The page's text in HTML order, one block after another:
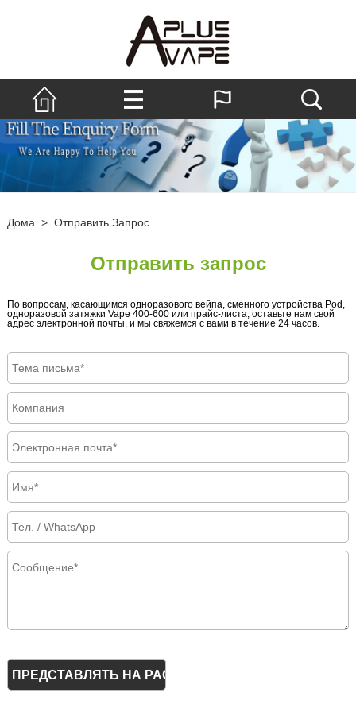
Дома > Отправить Запрос
Отправить запрос
По вопросам, касающимся одноразового вейпа, сменного устройства Pod,
одноразовой затяжки Vape 400-600 или прайс-листа, оставьте нам свой
адрес электронной почты, и мы свяжемся с вами в течение 24 часов.